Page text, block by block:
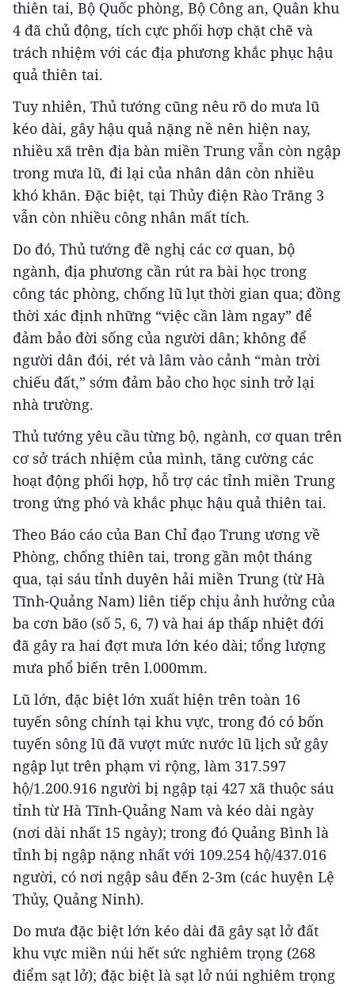
thiên tai, Bộ Quốc phòng, Bộ Công an, Quân khu
4 đã chủ động, tích cực phối hợp chặt chẽ và
trách nhiệm với các địa phương khắc phục hậu
quả thiên tai.
Tuy nhiên, Thủ tướng cũng nêu rõ do mưa lũ
kéo dài, gây hậu quả nặng nề nên hiện nay,
nhiều xã trên địa bàn miền Trung vẫn còn ngập
trong mưa lũ, đi lại của nhân dân còn nhiều
khó khăn. Đặc biệt, tại Thủy điện Rào Trăng 3
vẫn còn nhiều công nhân mất tích.
Do đó, Thủ tướng đề nghị các cơ quan, bộ
ngành, địa phương cần rút ra bài học trong
công tác phòng, chống lũ lụt thời gian qua; đồng
thời xác định những “việc cần làm ngay” để
đảm bảo đời sống của người dân; không để
người dân đói, rét và lâm vào cảnh “màn trời
chiếu đất,” sớm đảm bảo cho học sinh trở lại
nhà trường.
Thủ tướng yêu cầu từng bộ, ngành, cơ quan trên
cơ sở trách nhiệm của mình, tăng cường các
hoạt động phối hợp, hỗ trợ các tỉnh miền Trung
trong ứng phó và khắc phục hậu quả thiên tai.
Theo Báo cáo của Ban Chỉ đạo Trung ương về
Phòng, chống thiên tai, trong gần một tháng
qua, tại sáu tỉnh duyên hải miền Trung (từ Hà
Tĩnh-Quảng Nam) liên tiếp chịu ảnh hưởng của
ba cơn bão (số 5, 6, 7) và hai áp thấp nhiệt đới
đã gây ra hai đợt mưa lớn kéo dài; tổng lượng
mưa phổ biến trên l.000mm.
Lũ lớn, đặc biệt lớn xuất hiện trên toàn 16
tuyến sông chính tại khu vực, trong đó có bốn
tuyến sông lũ đã vượt mức nước lũ lịch sử gây
ngập lụt trên phạm vi rộng, làm 317.597
hộ/1.200.916 người bị ngập tại 427 xã thuộc sáu
tỉnh từ Hà Tĩnh-Quảng Nam và kéo dài ngày
(nơi dài nhất 15 ngày); trong đó Quảng Bình là
tỉnh bị ngập nặng nhất với 109.254 hộ/437.016
người, có nơi ngập sâu đến 2-3m (các huyện Lệ
Thủy, Quảng Ninh).
Do mưa đặc biệt lớn kéo dài đã gây sạt lở đất
khu vực miền núi hết sức nghiêm trọng (268
điểm sạt lở); đặc biệt là sạt lở núi nghiêm trọng